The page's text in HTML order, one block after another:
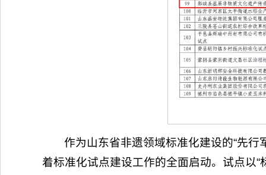
作为山东省非遗领域标准化建设的“先
着标准化试点建设工作的全面启动。试点以